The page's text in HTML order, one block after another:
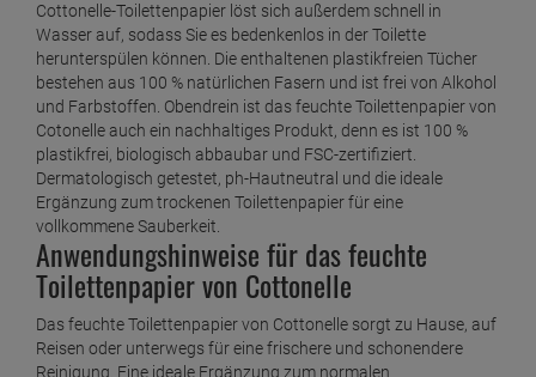
Cottonelle-Toilettenpapier löst sich außerdem schnell in
Wasser auf, sodass Sie es bedenkenlos in der Toilette
herunterspülen können. Die enthaltenen plastikfreien Tücher
bestehen aus 100 % natürlichen Fasern und ist frei von Alkohol
und Farbstoffen. Obendrein ist das feuchte Toilettenpapier von
Cotonelle auch ein nachhaltiges Produkt, denn es ist 100 %
plastikfrei, biologisch abbaubar und FSC-zertifiziert.
Dermatologisch getestet, ph-Hautneutral und die ideale
Ergänzung zum trockenen Toilettenpapier für eine
vollkommene Sauberkeit.
Anwendungshinweise für das feuchte
Toilettenpapier von Cottonelle
Das feuchte Toilettenpapier von Cottonelle sorgt zu Hause, auf
Reisen oder unterwegs für eine frischere und schonendere
Reinigung. Eine ideale Ergänzung zum normalen